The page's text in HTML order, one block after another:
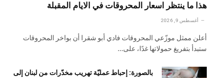
هذا ما ينتظر اسعار المحروقات في الايام المقبلة
أغسطس 9, 2026
أعلن ممثل موزّعي المحروقات فادي أبو شقرا أن بواخر المحروقات
ستبدأ بتفريغ حمولاتها غدًا، على…
بالصورة: إحباط عمليّة تهريب مخدّرات من لبنان إلى